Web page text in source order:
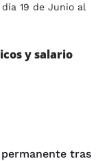
19 de Junio al
y salario
permanente tras